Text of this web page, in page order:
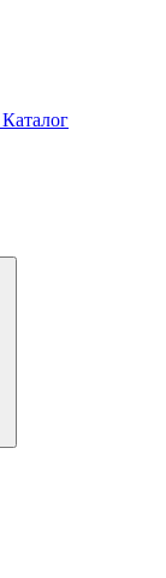
Каталог